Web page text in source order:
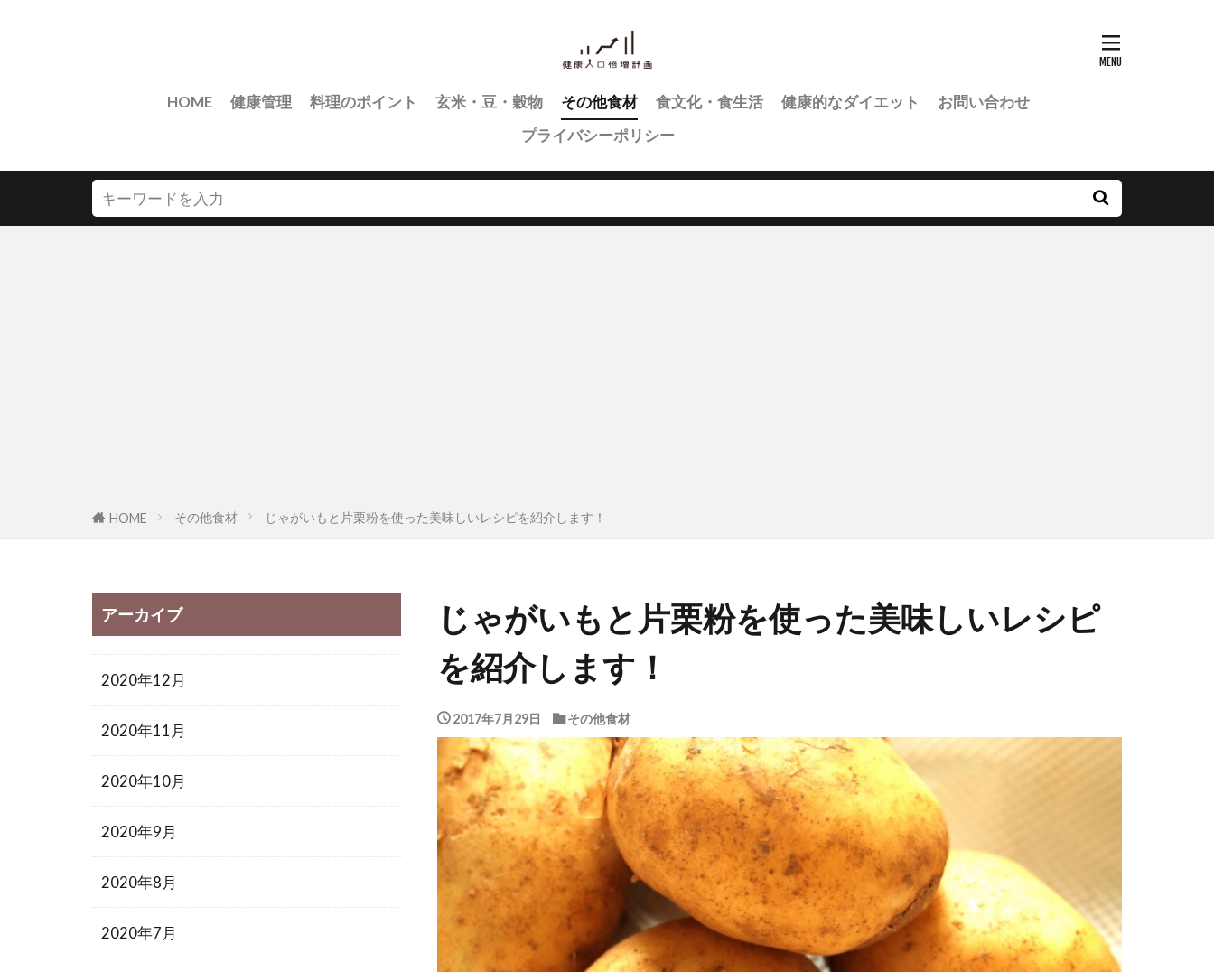
HOME 健康管理 料理のポイント 玄米・豆・穀物 その他食材 食文化・食生活 健康的なダイエット
お問い合わせ
プライバシーポリシー
HOME その他食材 じゃがいもと片栗粉を使った美味しいレシピを紹介します！
じゃがいもと片栗粉を使った美味しいレシピ
を紹介します！
2017年7月29日 その他食材
アーカイブ
2020年12月
2020年11月
2020年10月
2020年9月
2020年8月
2020年7月